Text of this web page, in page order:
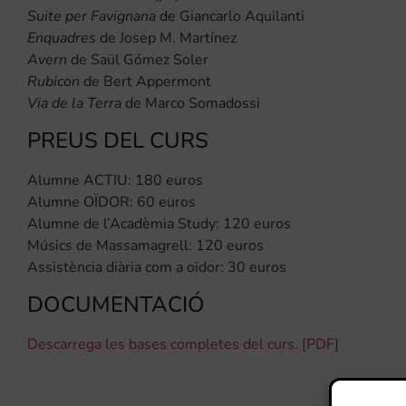
Suite per Favignana de Giancarlo Aquilanti
Enquadres de Josep M. Martínez
Avern de Saül Gómez Soler
Rubicon de Bert Appermont
Via de la Terra de Marco Somadossi
PREUS DEL CURS
Alumne ACTIU: 180 euros
Alumne OÏDOR: 60 euros
Alumne de l’Acadèmia Study: 120 euros
Músics de Massamagrell: 120 euros
Assistència diària com a oïdor: 30 euros
DOCUMENTACIÓ
Descarrega les bases completes del curs. [PDF]